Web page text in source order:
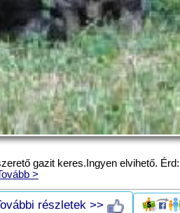
gazit keres.Ingyen elvihető. Érd:
>
részletek >>